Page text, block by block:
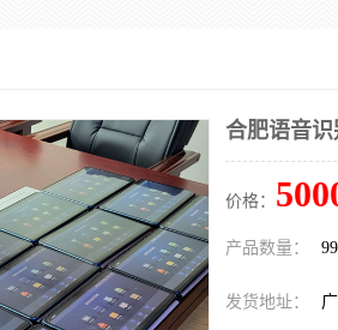
合肥语音
价格：
产品数量：
发货地址：